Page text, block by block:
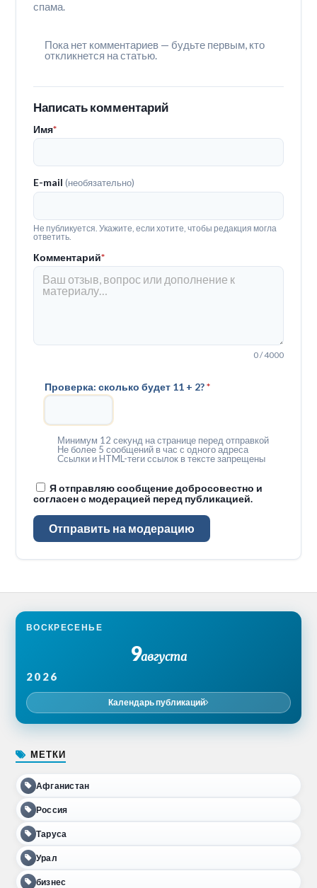
спама.
Пока нет комментариев — будьте первым, кто
откликнется на статью.
Написать комментарий
Имя*
E-mail(необязательно)
Не публикуется. Укажите, если хотите, чтобы редакция могла
ответить.
Комментарий*
0 / 4000
Проверка: сколько будет 11 + 2?*
Минимум 12 секунд на странице перед отправкой
Не более 5 сообщений в час с одного адреса
Ссылки и HTML-теги ссылок в тексте запрещены
Я отправляю сообщение добросовестно и
согласен с модерацией перед публикацией.
Отправить на модерацию
ВОСКРЕСЕНЬЕ
9августа
2026
Календарь публикаций
МЕТКИ
Афганистан
Россия
Таруса
Урал
бизнес